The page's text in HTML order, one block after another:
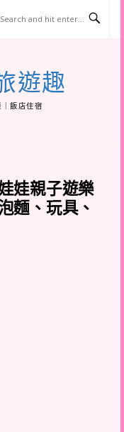
遊趣
飯店住宿
娃親子遊樂
麵、玩具、